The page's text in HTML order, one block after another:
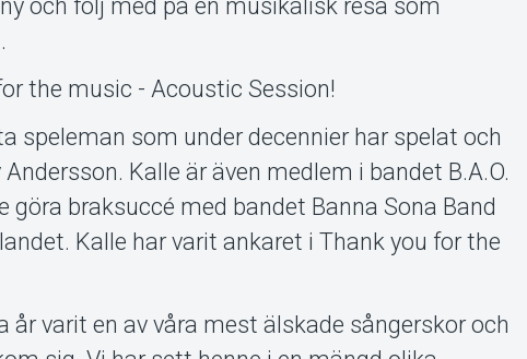
och följ med på en musikalisk resa som
the music - Acoustic Session!
speleman som under decennier har spelat och
Kalle är även medlem i bandet B.A.O.
göra braksuccé med bandet Banna Sona Band
Kalle har varit ankaret i Thank you for the
år varit en av våra mest älskade sångerskor och